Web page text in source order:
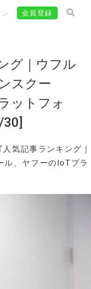
ン 会員登録
グ｜ウフル
スクー
ットフォ
気記事ランキング｜
ル、ヤフーのIoTプラ